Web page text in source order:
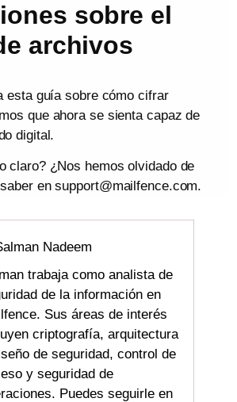
sobre el
archivos
esta guía sobre cómo cifrar
que ahora se sienta capaz de
digital.
claro? ¿Nos hemos olvidado de
en support@mailfence.com.
Nadeem
trabaja como analista de
de la información en
Sus áreas de interés
criptografía, arquitectura
de seguridad, control de
y seguridad de
Puedes seguirle en